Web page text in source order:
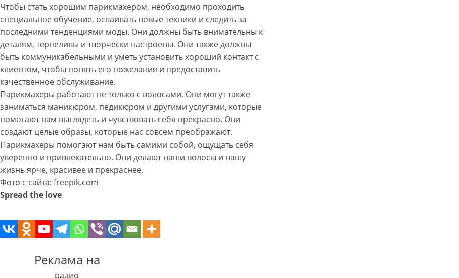
Чтобы стать хорошим парикмахером, необходимо проходить
специальное обучение, осваивать новые техники и следить за
последними тенденциями моды. Они должны быть внимательны к
деталям, терпеливы и творчески настроены. Они также должны
быть коммуникабельными и уметь установить хороший контакт с
клиентом, чтобы понять его пожелания и предоставить
качественное обслуживание.
Парикмахеры работают не только с волосами. Они могут также
заниматься маникюром, педикюром и другими услугами, которые
помогают нам выглядеть и чувствовать себя прекрасно. Они
создают целые образы, которые нас совсем преображают.
Парикмахеры помогают нам быть самими собой, ощущать себя
уверенно и привлекательно. Они делают наши волосы и нашу
жизнь ярче, красивее и прекраснее.
Фото с сайта: freepik.com
Spread the love
Реклама на
радио